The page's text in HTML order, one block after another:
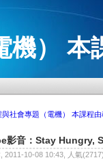
機） 本
略空相之美
與社會專題（電機） 本課程
影音：Stay Hungry,
2011-10-08 10:43, 人氣